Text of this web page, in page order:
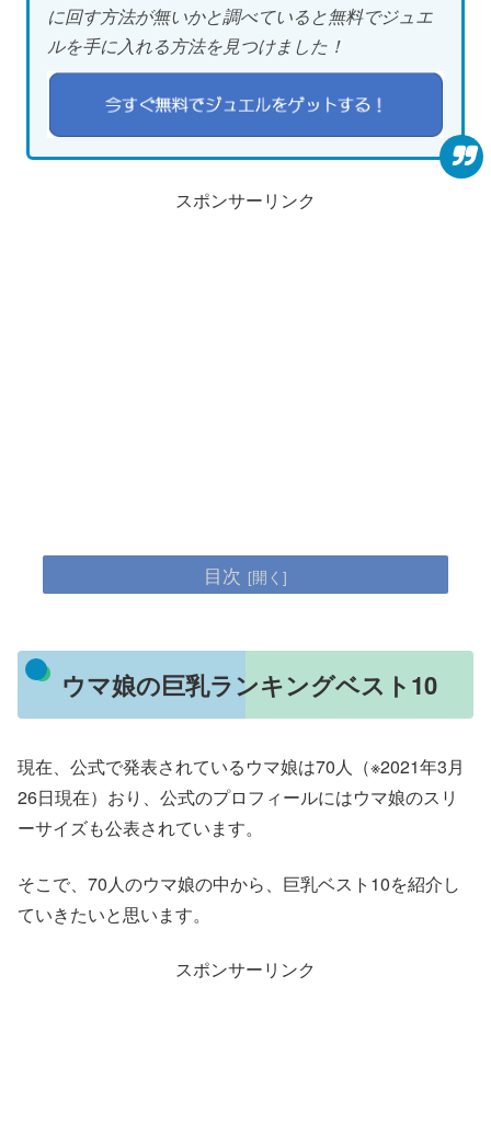
に回す方法が無いかと調べていると無料でジュエ
ルを手に入れる方法を見つけました！
スポンサーリンク
目次
ウマ娘の巨乳ランキングベスト10
現在、公式で発表されているウマ娘は70人（※2021年3月
26日現在）おり、公式のプロフィールにはウマ娘のスリ
ーサイズも公表されています。
そこで、70人のウマ娘の中から、巨乳ベスト10を紹介し
ていきたいと思います。
スポンサーリンク